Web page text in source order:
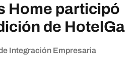
Home participó
de HotelGa
Integración Empresaria